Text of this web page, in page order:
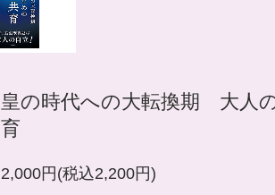
皇の時代への大転換期 大人
育
2,000円(税込2,200円)